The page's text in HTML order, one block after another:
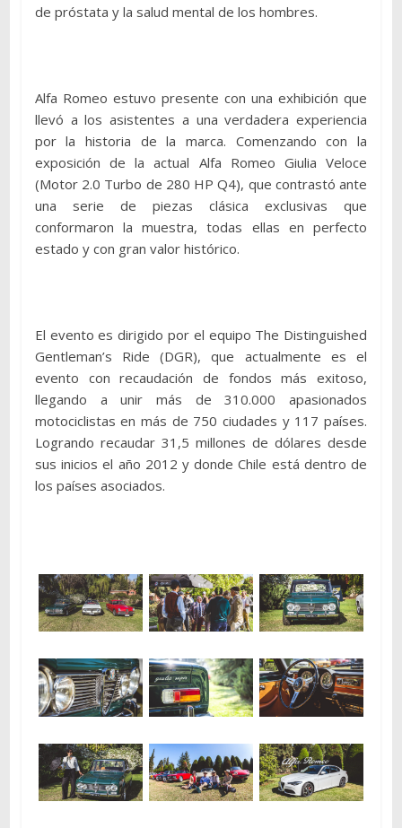
de próstata y la salud mental de los hombres.
Alfa Romeo estuvo presente con una exhibición que
llevó a los asistentes a una verdadera experiencia
por la historia de la marca. Comenzando con la
exposición de la actual Alfa Romeo Giulia Veloce
(Motor 2.0 Turbo de 280 HP Q4), que contrastó ante
una serie de piezas clásica exclusivas que
conformaron la muestra, todas ellas en perfecto
estado y con gran valor histórico.
El evento es dirigido por el equipo The Distinguished
Gentleman’s Ride (DGR), que actualmente es el
evento con recaudación de fondos más exitoso,
llegando a unir más de 310.000 apasionados
motociclistas en más de 750 ciudades y 117 países.
Logrando recaudar 31,5 millones de dólares desde
sus inicios el año 2012 y donde Chile está dentro de
los países asociados.